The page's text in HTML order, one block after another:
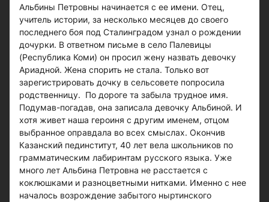
Альбины Петровны начинается с ее имени. Отец,
учитель истории, за несколько месяцев до своего
последнего боя под Сталинградом узнал о рождении
дочурки. В ответном письме в село Палевицы
(Республика Коми) он просил жену назвать девочку
Ариадной. Жена спорить не стала. Только вот
зарегистрировать дочку в сельсовете попросила
родственницу. По дороге та забыла трудное имя.
Подумав-погадав, она записала девочку Альбиной. И
хотя живет наша героиня с другим именем, отцом
выбранное оправдала во всех смыслах. Окончив
Казанский пединститут, 40 лет вела школьников по
грамматическим лабиринтам русского языка. Уже
много лет Альбина Петровна не расстается с
коклюшками и разноцветными нитками. Именно с нее
началось возрождение забытого ныртинского